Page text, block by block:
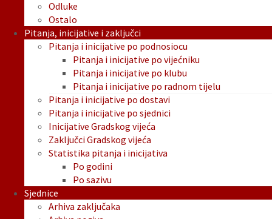
Odluke
Ostalo
Pitanja, inicijative i zaključci
Pitanja i inicijative po podnosiocu
Pitanja i inicijative po vijećniku
Pitanja i inicijative po klubu
Pitanja i inicijative po radnom tijelu
Pitanja i inicijative po dostavi
Pitanja i inicijative po sjednici
Inicijative Gradskog vijeća
Zaključci Gradskog vijeća
Statistika pitanja i inicijativa
Po godini
Po sazivu
Sjednice
Arhiva zaključaka